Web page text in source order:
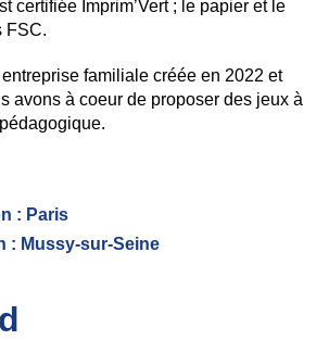
Ceintures
& noeuds de papillon
certifiée Imprim’Vert ; le papier et le
FSC.
familiale créée en 2022 et
avons à coeur de proposer des jeux à
: Paris
: Mussy-sur-Seine